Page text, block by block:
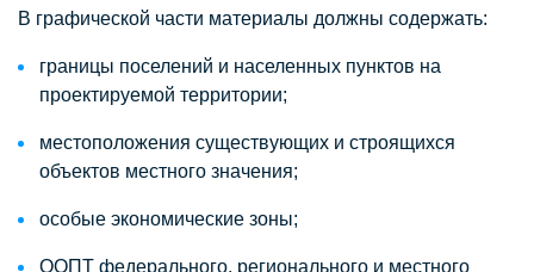
В графической части материалы должны содержать:
границы поселений и населенных пунктов на
проектируемой территории;
местоположения существующих и строящихся
объектов местного значения;
особые экономические зоны;
ООПТ федерального, регионального и местного